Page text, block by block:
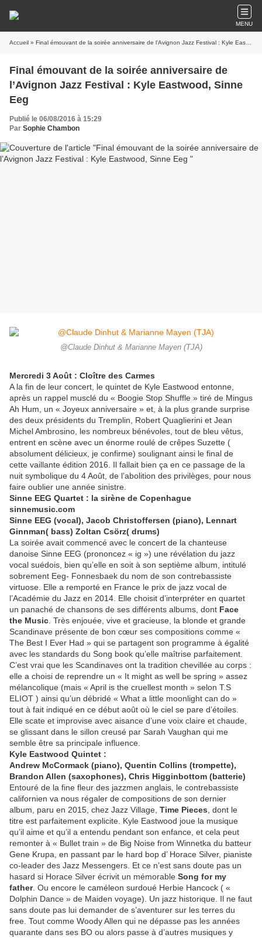
MENU
Accueil » Final émouvant de la soirée anniversaire de l’Avignon Jazz Festival : Kyle Eastwood, Sinne Eeg
Final émouvant de la soirée anniversaire de
l’Avignon Jazz Festival : Kyle Eastwood, Sinne
Eeg
Publié le 06/08/2016 à 15:29
Par Sophie Chambon
@Claude Dinhut & Marianne Mayen (TJA)
Mercredi 3 Août : Cloître des Carmes
A la fin de leur concert, le quintet de Kyle Eastwood entonne,
après un rappel musclé du « Boogie Stop Shuffle » tiré de Mingus
Ah Hum, un « Joyeux anniversaire » et, à la plus grande surprise
des deux présidents du Tremplin, Robert Quaglierini et Jean
Michel Ambrosino, les nombreux bénévoles, tout de bleu vêtus,
entrent en scène avec un énorme roulé de crêpes Suzette (
absolument délicieux, je confirme) soulignant ainsi le final de
cette vaillante édition 2016. Il fallait bien ça en ce passage de la
nuit symbolique du 4 Août, de l’abolition des privilèges, pour nous
faire oublier une année sinistre.
Sinne EEG Quartet : la sirène de Copenhague
sinnemusic.com
Sinne EEG (vocal), Jacob Christoffersen (piano), Lennart
Ginnman( bass) Zoltan Csörz( drums)
La soirée avait commencé avec le concert de la chanteuse
danoise Sinne EEG (prononcez « ig ») une révélation du jazz
vocal suédois, bien qu’elle en soit à son septième album, intitulé
sobrement Eeg- Fonnesbaek du nom de son contrebassiste
virtuose. Elle a remporté en France le prix de jazz vocal de
l’Académie du Jazz en 2014. Elle choisit d’interpréter en quartet
un panaché de chansons de ses différents albums, dont Face
the Music . Très enjouée, vive et gracieuse, la blonde et grande
Scandinave présente de bon cœur ses compositions comme «
The Best I Ever Had » qui se partagent son programme à égalité
avec les standards du Song book qu’elle maîtrise parfaitement.
C’est vrai que les Scandinaves ont la tradition chevillée au corps :
elle a choisi de reprendre un « It might as well be spring » assez
mélancolique (mais « April is the cruellest month » selon T.S
ELIOT ) ainsi qu’un débridé « What a little moonlight can do »
tout à fait indiqué en ce début août où le ciel se pare d’étoiles.
Elle scate et improvise avec aisance d’une voix claire et chaude,
se glissant dans le sillon creusé par Sarah Vaughan qui me
semble être sa principale influence.
Kyle Eastwood Quintet :
Andrew McCormack (piano), Quentin Collins (trompette),
Brandon Allen (saxophones), Chris Higginbottom (batterie)
Entouré de la fine fleur des jazzmen anglais, le contrebassiste
californien va nous régaler de compositions de son dernier
album, paru en 2015, chez Jazz Village, Time Pieces , dont le
titre est parfaitement explicite. Kyle Eastwood joue la musique
qu’il aime et qu’il a entendu pendant son enfance, et cela peut
remonter à « Bullet train » de Big Noise from Winnetka du batteur
Gene Krupa, en passant par le hard bop d’ Horace Silver, pianiste
co-leader des Jazz Messengers. Et ce n’est sans doute pas un
hasard si Horace Silver écrivit un mémorable Song for my
father. Ou encore le caméleon surdoué Herbie Hancock ( «
Dolphin Dance » de Maiden voyage). Un jazz historique. Il ne faut
sans doute pas lui demander de s’aventurer sur les terres du
free. Tout comme Woody Allen qui ne dépasse pas les années
quarante dans ses BO ou alors passe à d’autres musiques y